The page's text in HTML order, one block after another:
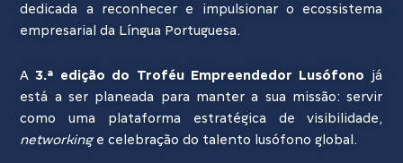
dedicada a reconhecer e impulsionar o ecossistema
empresarial da Língua Portuguesa.
A3.ª edição do Troféu Empreendedor Lusófono já
está a ser planeada para manter a sua missão: servir
como uma plataforma estratégica de visibilidade,
networkinge celebração do talento lusófono global.